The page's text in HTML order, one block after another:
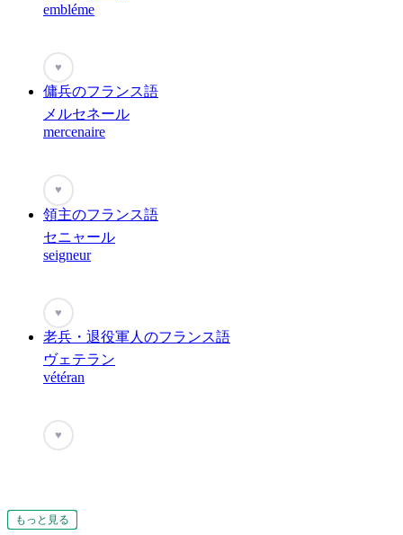
もっと見る
もっと見る
もっと見る
もっと見る
もっと見る
もっと見る
もっと見る
もっと見る
もっと見る
もっと見る
もっと見る
もっと見る
embléme
♥
傭兵のフランス語
メルセネール
mercenaire
♥
領主のフランス語
セニャール
seigneur
♥
老兵・退役軍人のフランス語
ヴェテラン
vétéran
♥